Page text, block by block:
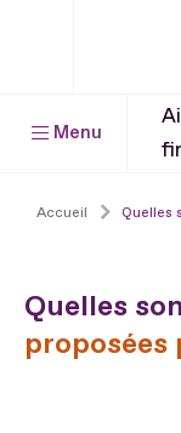
Menu
Accueil Quelles
Quelles
proposées